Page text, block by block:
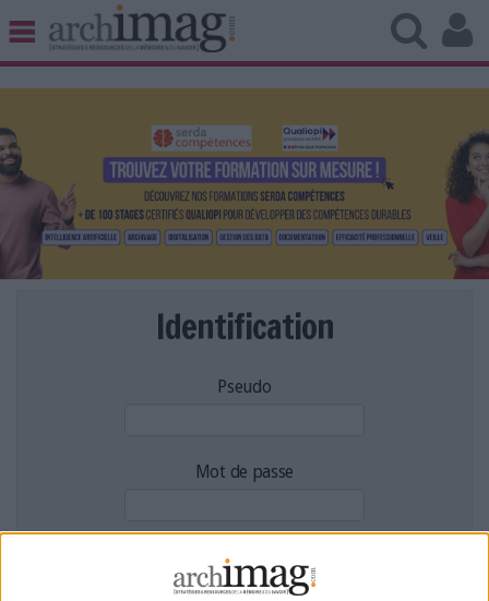
BIBLIOTHÈQUE ÉDITION
UNIVERS DATA
TRAVAIL COLLABORATIF
VIE NUMÉRIQUE
NUMÉRIQUE RESPONSABLE
Identification
Pseudo
Mot de passe
Filtre anti-spam